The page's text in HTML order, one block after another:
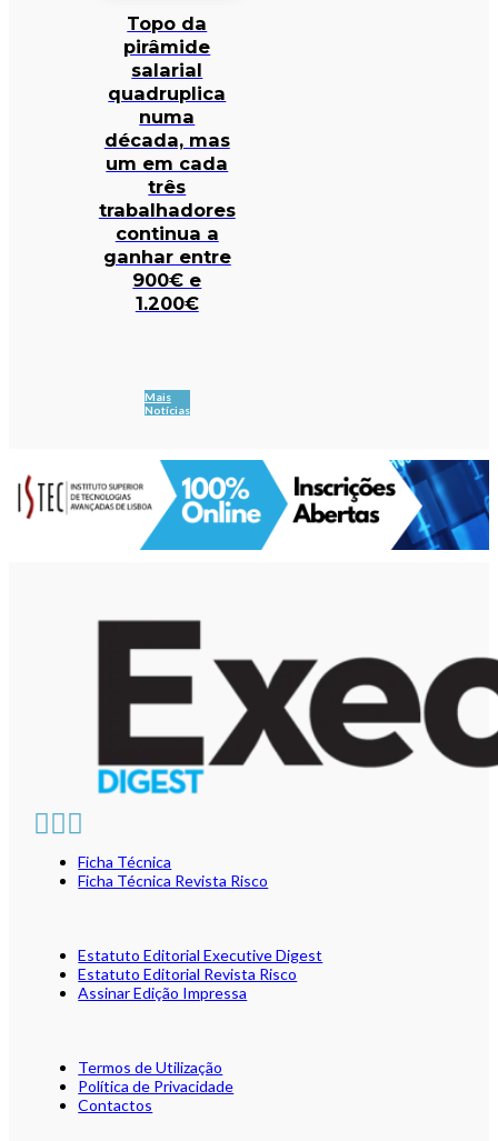
Topo da
pirâmide
salarial
quadruplica
numa
década, mas
um em cada
três
trabalhadores
continua a
ganhar entre
900€ e
1.200€
Mais
Notícias
Ficha Técnica
Ficha Técnica Revista Risco
Estatuto Editorial Executive Digest
Estatuto Editorial Revista Risco
Assinar Edição Impressa
Termos de Utilização
Política de Privacidade
Contactos